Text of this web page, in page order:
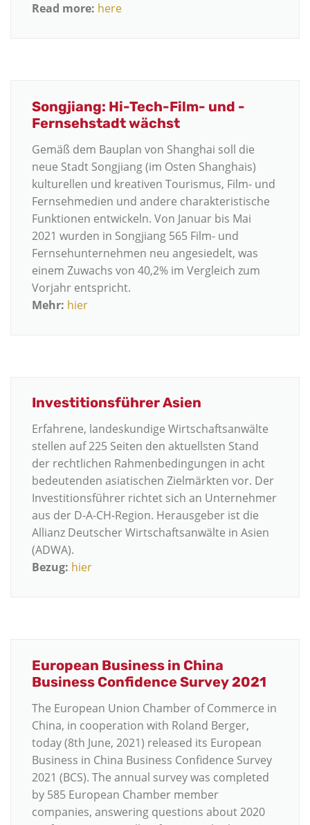
Read more: here
Songjiang: Hi-Tech-Film- und -
Fernsehstadt wächst
Gemäß dem Bauplan von Shanghai soll die
neue Stadt Songjiang (im Osten Shanghais)
kulturellen und kreativen Tourismus, Film- und
Fernsehmedien und andere charakteristische
Funktionen entwickeln. Von Januar bis Mai
2021 wurden in Songjiang 565 Film- und
Fernsehunternehmen neu angesiedelt, was
einem Zuwachs von 40,2% im Vergleich zum
Vorjahr entspricht.
Mehr: hier
Investitionsführer Asien
Erfahrene, landeskundige Wirtschaftsanwälte
stellen auf 225 Seiten den aktuellsten Stand
der rechtlichen Rahmenbedingungen in acht
bedeutenden asiatischen Zielmärkten vor. Der
Investitionsführer richtet sich an Unternehmer
aus der D-A-CH-Region. Herausgeber ist die
Allianz Deutscher Wirtschaftsanwälte in Asien
(ADWA).
Bezug: hier
European Business in China
Business Confidence Survey 2021
The European Union Chamber of Commerce in
China, in cooperation with Roland Berger,
today (8th June, 2021) released its European
Business in China Business Confidence Survey
2021 (BCS). The annual survey was completed
by 585 European Chamber member
companies, answering questions about 2020